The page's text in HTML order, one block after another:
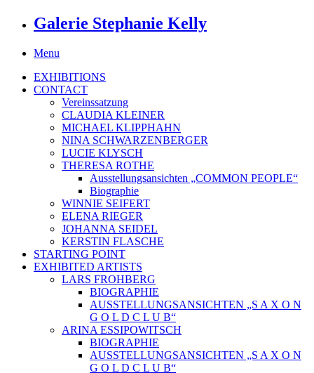
Galerie Stephanie Kelly
Menu
EXHIBITIONS
CONTACT
Vereinssatzung
CLAUDIA KLEINER
MICHAEL KLIPPHAHN
NINA SCHWARZENBERGER
LUCIE KLYSCH
THERESA ROTHE
Ausstellungsansichten „COMMON PEOPLE“
Biographie
WINNIE SEIFERT
ELENA RIEGER
JOHANNA SEIDEL
KERSTIN FLASCHE
STARTING POINT
EXHIBITED ARTISTS
LARS FROHBERG
BIOGRAPHIE
AUSSTELLUNGSANSICHTEN „S A X O N
G O L D C L U B“
ARINA ESSIPOWITSCH
BIOGRAPHIE
AUSSTELLUNGSANSICHTEN „S A X O N
G O L D C L U B“